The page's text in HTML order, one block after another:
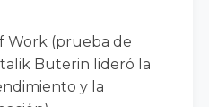
Work (prueba de
Buterin lideró la
y la